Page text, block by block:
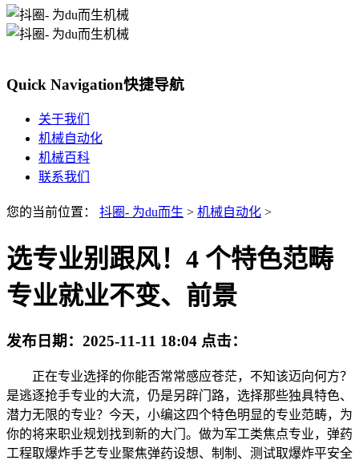
Quick Navigation快捷导航
关于我们
机械自动化
机械百科
联系我们
您的当前位置： 抖圈- 为du而生 > 机械自动化 >
选专业别跟风！4 个特色范畴
专业就业不变、前景
发布日期： 2025-11-11 18:04 点击：
正在专业选择的你能否常常感应苍茫，不知该迈向何方？
是逃逐抢手专业的大流，仍是另辟门路，选择那些独具特色、
潜力无限的专业？今天，小编这四个特色明显的专业范畴，为
你的将来职业规划找到新的大门。做为军工类焦点专业，弹药
工程取爆炸手艺专业聚焦弹药设想、制制、测试取爆炸平安全